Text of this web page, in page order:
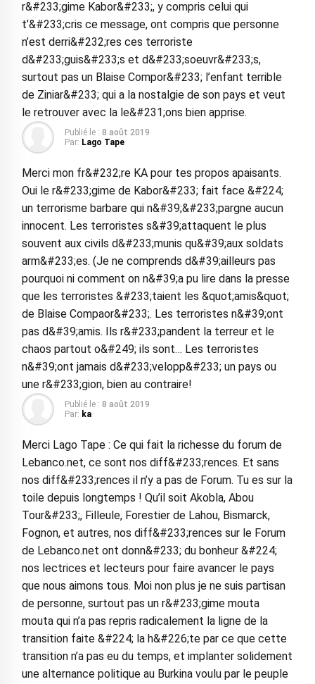
r&#233;gime Kabor&#233;, y compris celui qui
t’&#233;cris ce message, ont compris que personne
n’est derri&#232;res ces terroriste
d&#233;guis&#233;s et d&#233;soeuvr&#233;s,
surtout pas un Blaise Compor&#233; l’enfant terrible
de Ziniar&#233; qui a la nostalgie de son pays et veut
le retrouver avec la le&#231;ons bien apprise.
Publié le : 8 août 2019
Par: Lago Tape
Merci mon fr&#232;re KA pour tes propos apaisants.
Oui le r&#233;gime de Kabor&#233; fait face &#224;
un terrorisme barbare qui n&#39;&#233;pargne aucun
innocent. Les terroristes s&#39;attaquent le plus
souvent aux civils d&#233;munis qu&#39;aux soldats
arm&#233;es. (Je ne comprends d&#39;ailleurs pas
pourquoi ni comment on n&#39;a pu lire dans la presse
que les terroristes &#233;taient les &quot;amis&quot;
de Blaise Compaor&#233;. Les terroristes n&#39;ont
pas d&#39;amis. Ils r&#233;pandent la terreur et le
chaos partout o&#249; ils sont… Les terroristes
n&#39;ont jamais d&#233;velopp&#233; un pays ou
une r&#233;gion, bien au contraire!
Publié le : 8 août 2019
Par: ka
Merci Lago Tape : Ce qui fait la richesse du forum de
Lebanco.net, ce sont nos diff&#233;rences. Et sans
nos diff&#233;rences il n’y a pas de Forum. Tu es sur la
toile depuis longtemps ! Qu’il soit Akobla, Abou
Tour&#233;, Filleule, Forestier de Lahou, Bismarck,
Fognon, et autres, nos diff&#233;rences sur le Forum
de Lebanco.net ont donn&#233; du bonheur &#224;
nos lectrices et lecteurs pour faire avancer le pays
que nous aimons tous. Moi non plus je ne suis partisan
de personne, surtout pas un r&#233;gime mouta
mouta qui n’a pas repris radicalement la ligne de la
transition faite &#224; la h&#226;te par ce que cette
transition n’a pas eu du temps, et implanter solidement
une alternance politique au Burkina voulu par le peuple